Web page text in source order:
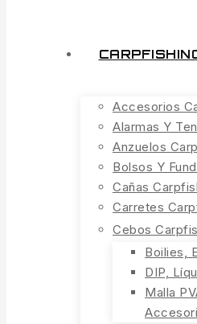
Accesorios
Alarmas Y
Anzuelos
Bolsos Y
Cañas
Carretes
Cebos
Boilies,
DIP,
Malla